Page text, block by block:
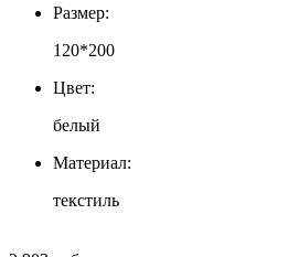
Размер:
120*200
Цвет:
белый
Материал:
текстиль